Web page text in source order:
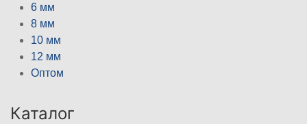
6 мм
8 мм
10 мм
12 мм
Оптом
Каталог